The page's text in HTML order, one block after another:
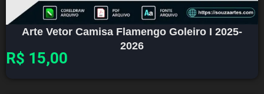
Arte Vetor Camisa Flamengo Goleiro I 2025-
2026
R$ 15,00